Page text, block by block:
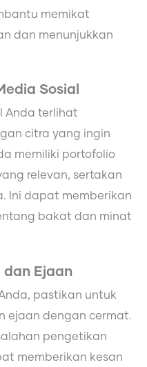
memikat
dan menunjukkan
Sosial
Anda terlihat
citra yang ingin
memiliki portofolio
relevan, sertakan
Ini dapat memberikan
bakat dan minat
dan Ejaan
pastikan untuk
ejaan dengan cermat.
pengetikan
memberikan kesan